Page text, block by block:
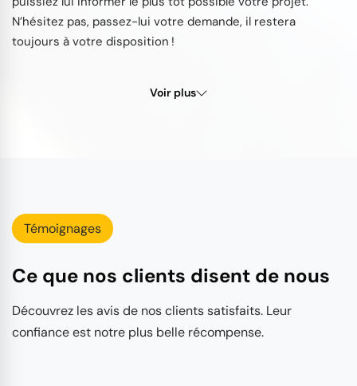
N’hésitez pas, passez-lui votre demande, il restera
toujours à votre disposition !
Voir plus
Témoignages
Ce que nos clients disent de nous
Découvrez les avis de nos clients satisfaits. Leur
confiance est notre plus belle récompense.